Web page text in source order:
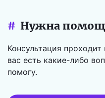
# Нужна
Консультация
вас есть какие-либо
помогу.